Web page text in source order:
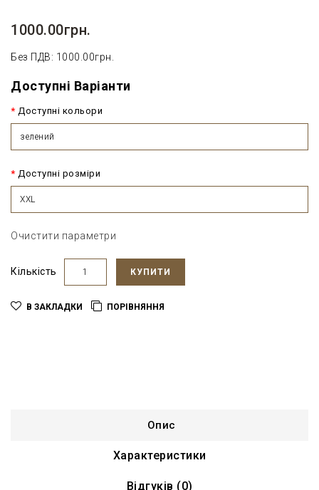
1000.00грн.
Без ПДВ: 1000.00грн.
Доступні Варіанти
Доступні кольори
зелений
Доступні розміри
XXL
Очистити параметри
Кількість КУПИТИ
В ЗАКЛАДКИ ПОРІВНЯННЯ
Опис
Характеристики
Відгуків (0)